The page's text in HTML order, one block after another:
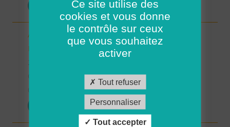
Aide-Soignant(e) à Domicile PLOUGASTEL-
DAOULAS CDD 80% (H/F)
Ce site utilise des
cookies et vous donne
le contrôle sur ceux
que vous souhaitez
activer
Tout refuser
Personnaliser
Tout accepter